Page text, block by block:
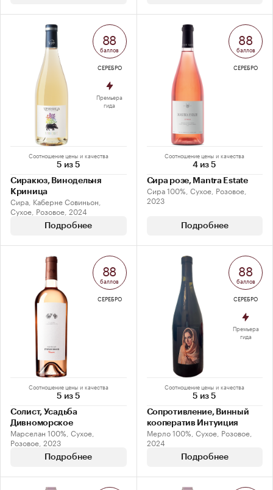
Соотношение цены и качества
5 из 5
Сиракюз, Винодельня
Криница
Сира, Каберне Совиньон,
Сухое, Розовое, 2024
Подробнее
88
баллов
СЕРЕБРО
Премьера
гида
Соотношение цены и качества
4 из 5
Сира розе, Mantra Estate
Сира 100%, Сухое, Розовое,
2023
Подробнее
88
баллов
СЕРЕБРО
Соотношение цены и качества
5 из 5
Солист, Усадьба
Дивноморское
Марселан 100%, Сухое,
Розовое, 2023
Подробнее
88
баллов
СЕРЕБРО
Соотношение цены и качества
5 из 5
Сопротивление, Винный
кооператив Интуиция
Мерло 100%, Сухое, Розовое,
2024
Подробнее
88
баллов
СЕРЕБРО
Премьера
гида